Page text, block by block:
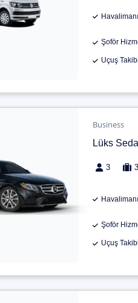
Şoför
Uçuş Takibi
Business
Lüks
3 3
Şoför
Uçuş Takibi